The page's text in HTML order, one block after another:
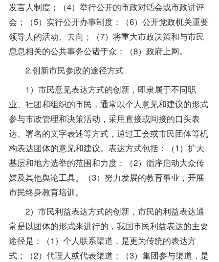
发言人制度；（4）举行公开的市政对话会或市政讲评
会；（5）实行公开办事制度；（6）公开党政机关重要
领导人的活动、去向；（7）将重大市政决策和与市民
息息相关的公共事务公诸于众；（8）政府上网。
2.创新市民参政的途径方式
1）市民意见表达方式的创新，即隶属于不同职
业、社团和组织的市民，通常以个人意见和建议的形式
参与市政管理和决策活动，采用直接或间接的口头表
达、署名的文字表述等方式，通过工会或市民团体等机
构表达团体的意见和建议。表达方式包括：（1）扩大
基层和地方选举的范围和力度；（2）循序启动大众传
媒及其他舆论工具。（3）努力发展的教育事业，开展
市民终身教育培训。
2）市民利益表达方式的创新，市民的利益表达通
常是以团体的形式来进行的，我国市民利益表达的主要
途径是：（1）个人联系渠道，是更为传统的表达方
式；（2）代理人或代表渠道；（3）集团参与渠道，是